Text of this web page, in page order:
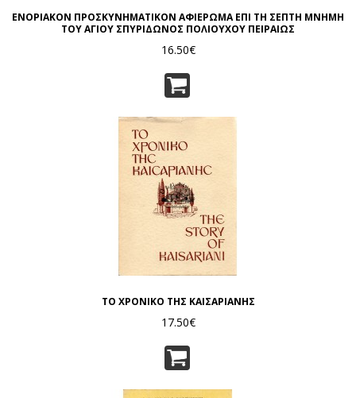
ΕΝΟΡΙΑΚΟΝ ΠΡΟΣΚΥΝΗΜΑΤΙΚΟΝ ΑΦΙΕΡΩΜΑ ΕΠΙ ΤΗ ΣΕΠΤΗ ΜΝΗΜΗ
ΤΟΥ ΑΓΙΟΥ ΣΠΥΡΙΔΩΝΟΣ ΠΟΛΙΟΥΧΟΥ ΠΕΙΡΑΙΩΣ
16.50€
ΤΟ ΧΡΟΝΙΚΟ ΤΗΣ ΚΑΙΣΑΡΙΑΝΗΣ
17.50€